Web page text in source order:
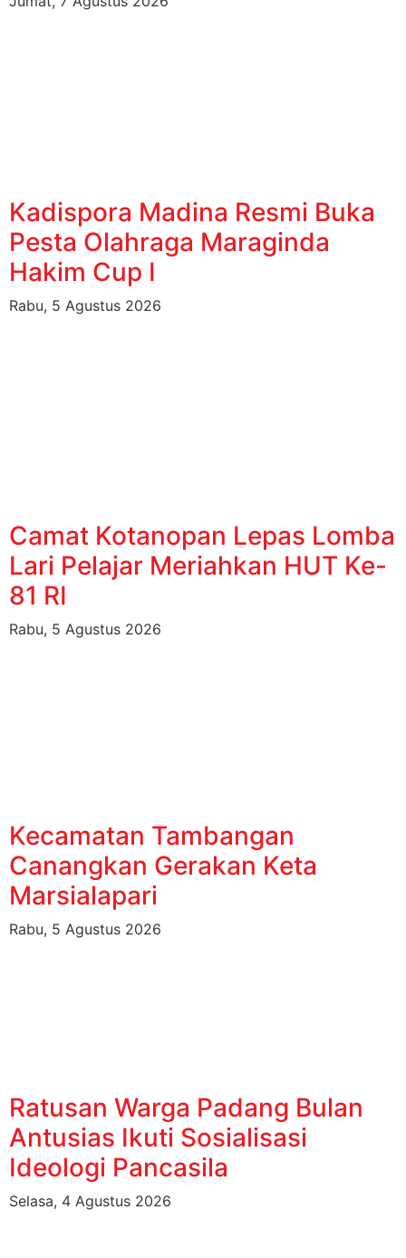
Kadispora Madina Resmi Buka
Pesta Olahraga Maraginda
Hakim Cup I
Rabu, 5 Agustus 2026
Camat Kotanopan Lepas Lomba
Lari Pelajar Meriahkan HUT Ke-
81 RI
Rabu, 5 Agustus 2026
Kecamatan Tambangan
Canangkan Gerakan Keta
Marsialapari
Rabu, 5 Agustus 2026
Ratusan Warga Padang Bulan
Antusias Ikuti Sosialisasi
Ideologi Pancasila
Selasa, 4 Agustus 2026